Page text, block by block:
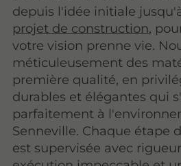
depuis l'idée initiale
projet de construction,
votre vision prenne vie.
méticuleusement des
première qualité, en
durables et élégantes qui
parfaitement à
Senneville. Chaque étape
est supervisée avec